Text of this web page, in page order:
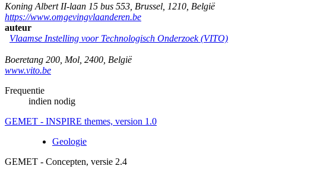
Koning Albert II-laan 15 bus 553 Brussel 1210 België
https://www.omgevingvlaanderen.be
auteur
Vlaamse Instelling voor Technologisch Onderzoek (VITO)
Boeretang 200 Mol 2400 België
www.vito.be
Frequentie
indien nodig
GEMET - INSPIRE themes, version 1.0
Geologie
GEMET - Concepten, versie 2.4